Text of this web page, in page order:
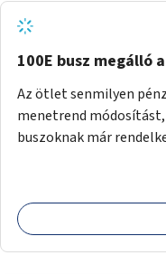
tud állni a megállóba. A
csúcsidőben már most
befejeztével
100E busz megálló
Az ötlet senmilyen
menetrend
buszoknak már
ha a 100E reptéri busz
megállna - főleg éjjel,